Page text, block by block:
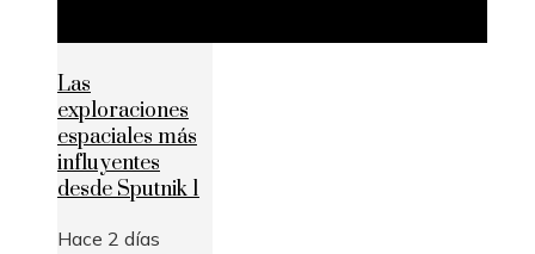
Las
exploraciones
espaciales más
influyentes
desde Sputnik 1
Hace 2 días